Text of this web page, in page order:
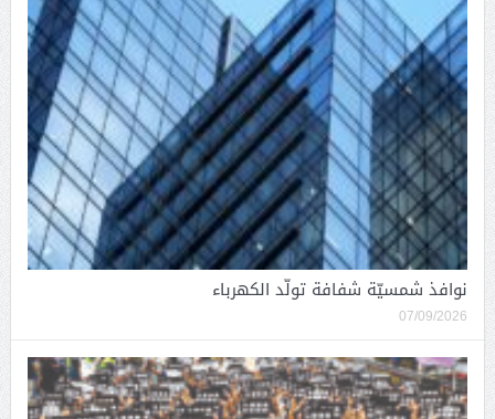
نوافذ شمسيّة شفافة تولّد الكهرباء
07/09/2026